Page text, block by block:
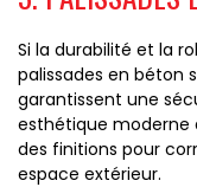
Si la durabilité et la
palissades en béton
garantissent une
esthétique moderne
des finitions pour
espace extérieur.